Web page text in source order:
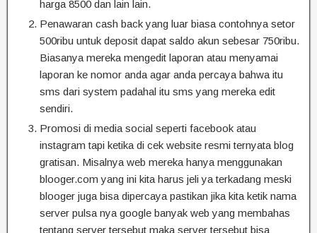
harga 8500 dan lain lain.
Penawaran cash back yang luar biasa contohnya setor
500ribu untuk deposit dapat saldo akun sebesar 750ribu.
Biasanya mereka mengedit laporan atau menyamai
laporan ke nomor anda agar anda percaya bahwa itu
sms dari system padahal itu sms yang mereka edit
sendiri.
Promosi di media social seperti facebook atau
instagram tapi ketika di cek website resmi ternyata blog
gratisan. Misalnya web mereka hanya menggunakan
blooger.com yang ini kita harus jeli ya terkadang meski
blooger juga bisa dipercaya pastikan jika kita ketik nama
server pulsa nya google banyak web yang membahas
tentang server tersebut maka server tersebut bisa